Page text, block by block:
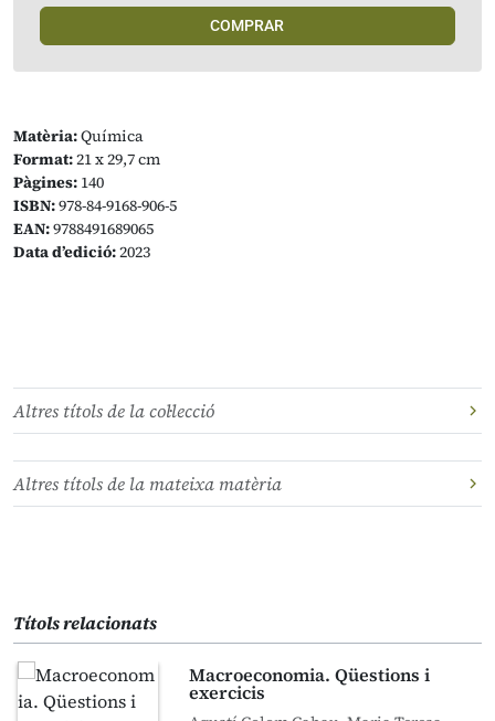
Matèria:Química
Format:21 x 29,7 cm
Pàgines: 140
ISBN:978-84-9168-906-5
EAN:9788491689065
Data d’edició:2023
COMPRAR
Altres títols de la col·lecció
Altres títols de la mateixa matèria
Títols relacionats
Macroeconomia. Qüestions i
exercicis